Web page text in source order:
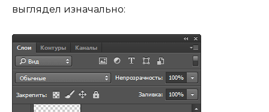
выглядел изначально: